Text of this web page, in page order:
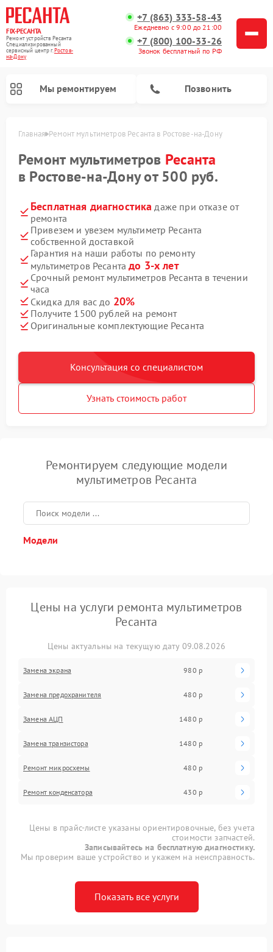
FIX-РЕСАНТА
Ремонт устройств Ресанта
Специализированный
cервисный центр г.Ростов-
на-Дону
+7 (863) 333-58-43
Ежедневно с 9:00 до 21:00
+7 (800) 100-33-26
Звонок бесплатный по РФ
Мы ремонтируем Позвонить
Главная Ремонт мультиметров Ресанта в Ростове-на-Дону
Ремонт мультиметров Ресанта
в Ростове-на-Дону от 500 руб.
Бесплатная диагностика даже при отказе от
ремонта
Привезем и увезем мультиметр Ресанта
собственной доставкой
Гарантия на наши работы по ремонту
мультиметров Ресантадо 3-х лет
Срочный ремонт мультиметров Ресанта в течении
часа
Скидка для вас до 20%
Получите 1500 рублей на ремонт
Оригинальные комплектующие Ресанта
Консультация со специалистом
Узнать стоимость работ
Ремонтируем следующие модели
мультиметров Ресанта
Модели
Цены на услуги ремонта мультиметров
Ресанта
Цены актуальны на текущую дату 09.08.2026
Замена экрана 980 р
Замена предохранителя 480 р
Замена АЦП 1480 р
Замена транзистора 1480 р
Ремонт микросхемы 480 р
Ремонт конденсатора 430 р
Цены в прайс-листе указаны ориентировочные, без учета
стоимости запчастей.
Записывайтесь на бесплатную диагностику.
Мы проверим ваше устройство и укажем на неисправность.
Показать все услуги